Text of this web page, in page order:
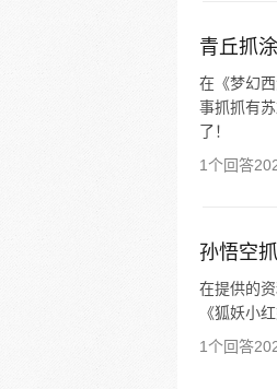
青丘抓
在《梦幻
事抓抓有
了！
1个回答
孙悟空
在提供的
《狐妖小
1个回答